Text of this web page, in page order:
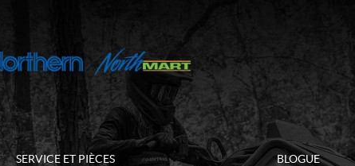
SERVICE ET PIÈCES BLOGUE